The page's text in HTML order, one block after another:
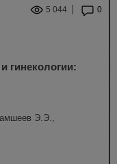
5 044 0
гинекологии:
Э.Э.,